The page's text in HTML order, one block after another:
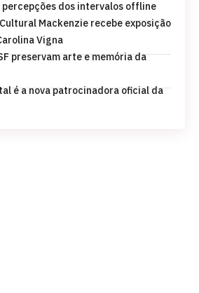
percepções dos intervalos offline
Mackenzie recebe exposição
Vigna
preservam arte e memória da
é a nova patrocinadora oficial da